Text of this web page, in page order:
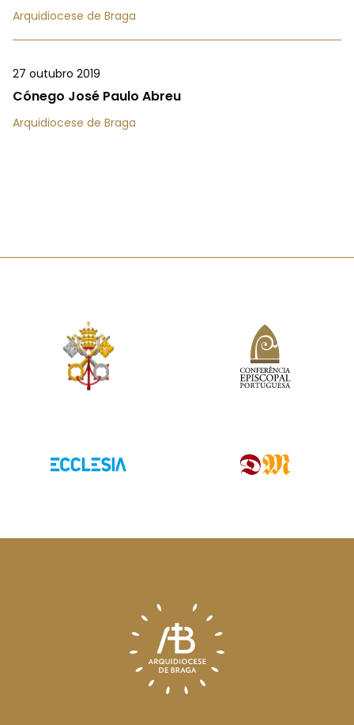
Arquidiocese de Braga
27 outubro 2019
Cónego José Paulo Abreu
Arquidiocese de Braga